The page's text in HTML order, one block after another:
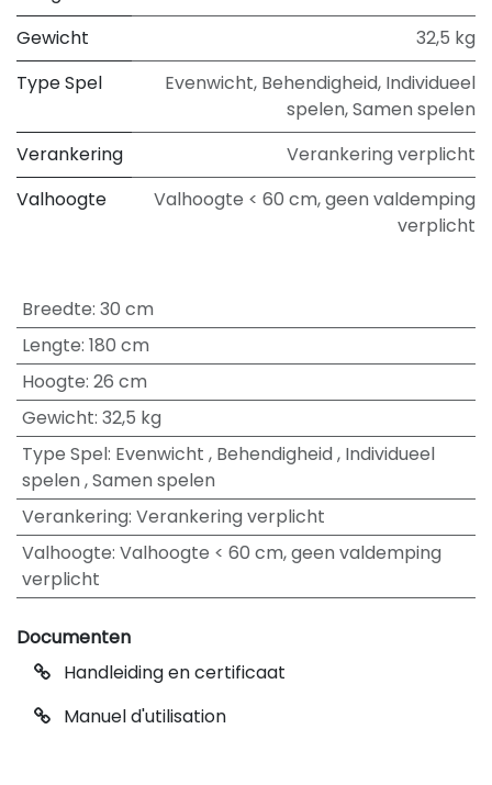
Gewicht
32,5 kg
Type Spel
Evenwicht, Behendigheid, Individueel
spelen,Samen spelen
Verankering
Verankering verplicht
Valhoogte
Valhoogte < 60 cm, geen valdemping
verplicht
Breedte: 30 cm
Lengte: 180 cm
Hoogte: 26 cm
Gewicht: 32,5 kg
Type Spel: Evenwicht , Behendigheid, Individueel
spelen,Samen spelen
Verankering: Verankering verplicht
Valhoogte: Valhoogte < 60 cm, geen valdemping
verplicht
Documenten
Handleiding en certificaat
Manuel d'utilisation